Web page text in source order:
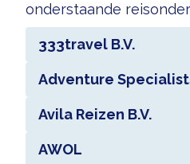
onderstaande
333travel B.V.
Adventure
Avila Reizen B.V.
AWOL